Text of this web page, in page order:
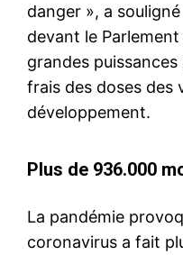
danger », a
devant le
grandes
frais des doses des
développement.
Plus de 936.000
La pandémie
coronavirus a fait